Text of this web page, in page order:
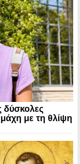
δύσκολες
μάχη με τη θλίψη